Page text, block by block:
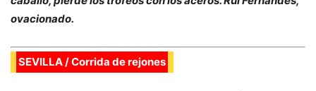
ovacionado.
SEVILLA / Corrida de rejones